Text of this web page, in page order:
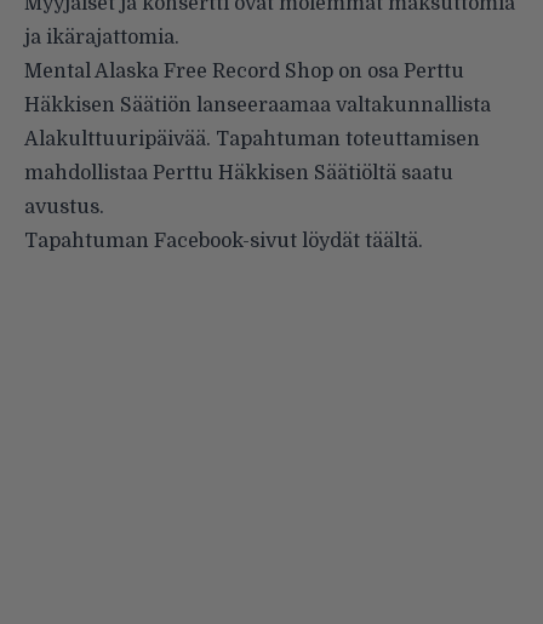
ja ikärajattomia.
Mental Alaska Free Record Shop on osa Perttu
Häkkisen Säätiön lanseeraamaa valtakunnallista
Alakulttuuripäivää. Tapahtuman toteuttamisen
mahdollistaa Perttu Häkkisen Säätiöltä saatu
avustus.
Tapahtuman Facebook-sivut löydät täältä.